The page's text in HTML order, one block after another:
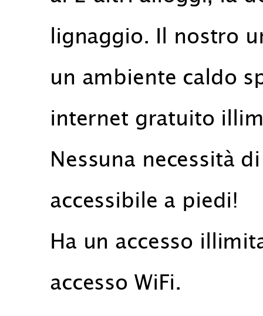
lignaggio. Il nostro
un ambiente caldo
internet gratuito
Nessuna necessità
accessibile a piedi!
Ha un accesso
accesso WiFi.